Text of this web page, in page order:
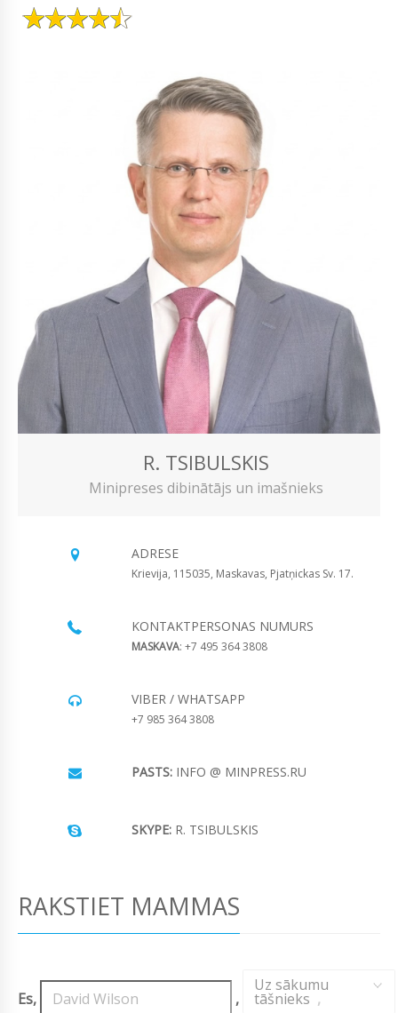
R. TSIBULSKIS
Minipreses dibinātājs un imašnieks
ADRESE
Krievija, 115035, Maskavas, Pjatņickas Sv. 17.
KONTAKTPERSONAS NUMURS
MASKAVA: +7 495 364 3808
VIBER / WHATSAPP
+7 985 364 3808
PASTS: INFO @ MINPRESS.RU
SKYPE: R. TSIBULSKIS
RAKSTIET MAMMAS
Es, ,
Uz sākumu
tāšnieks ,